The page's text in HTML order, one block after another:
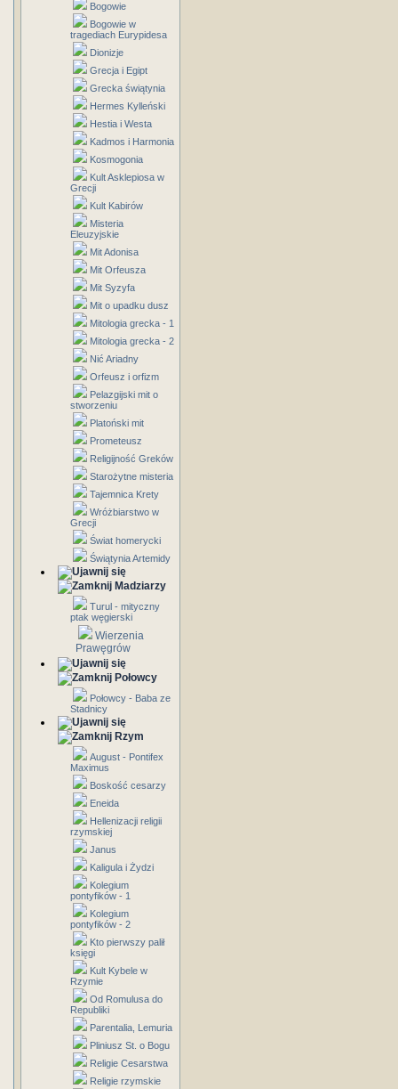
Bogowie
Bogowie w
tragediach Eurypidesa
Dionizje
Grecja i Egipt
Grecka świątynia
Hermes Kylleński
Hestia i Westa
Kadmos i Harmonia
Kosmogonia
Kult Asklepiosa w
Grecji
Kult Kabirów
Misteria
Eleuzyjskie
Mit Adonisa
Mit Orfeusza
Mit Syzyfa
Mit o upadku dusz
Mitologia grecka - 1
Mitologia grecka - 2
Nić Ariadny
Orfeusz i orfizm
Pelazgijski mit o
stworzeniu
Platoński mit
Prometeusz
Religijność Greków
Starożytne misteria
Tajemnica Krety
Wróżbiarstwo w
Grecji
Świat homerycki
Świątynia Artemidy
Madziarzy
Turul - mityczny
ptak węgierski
Wierzenia
Prawęgrów
Połowcy
Połowcy - Baba ze
Stadnicy
Rzym
August - Pontifex
Maximus
Boskość cesarzy
Eneida
Hellenizacji religii
rzymskiej
Janus
Kaligula i Żydzi
Kolegium
pontyfików - 1
Kolegium
pontyfików - 2
Kto pierwszy palił
księgi
Kult Kybele w
Rzymie
Od Romulusa do
Republiki
Parentalia, Lemuria
Pliniusz St. o Bogu
Religie Cesarstwa
Religie rzymskie